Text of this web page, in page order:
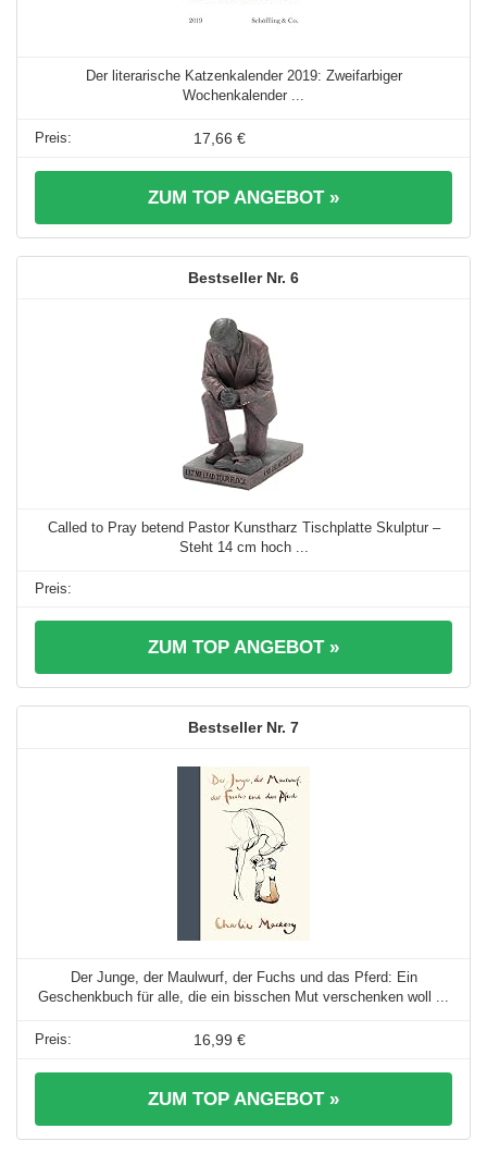
Der literarische Katzenkalender 2019: Zweifarbiger
Wochenkalender ...
17,66 €
ZUM TOP ANGEBOT »
6
Called to Pray betend Pastor Kunstharz Tischplatte Skulptur –
Steht 14 cm hoch ...
ZUM TOP ANGEBOT »
7
Der Junge, der Maulwurf, der Fuchs und das Pferd: Ein
Geschenkbuch für alle, die ein bisschen Mut verschenken woll ...
16,99 €
ZUM TOP ANGEBOT »